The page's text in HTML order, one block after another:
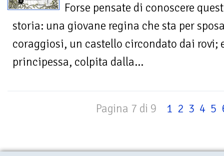
Forse pensate di conoscere
storia: una giovane regina che sta per
coraggiosi, un castello circondato dai rovi;
principessa, colpita dalla...
Pagina 7 di 9 1 2 3 4 5